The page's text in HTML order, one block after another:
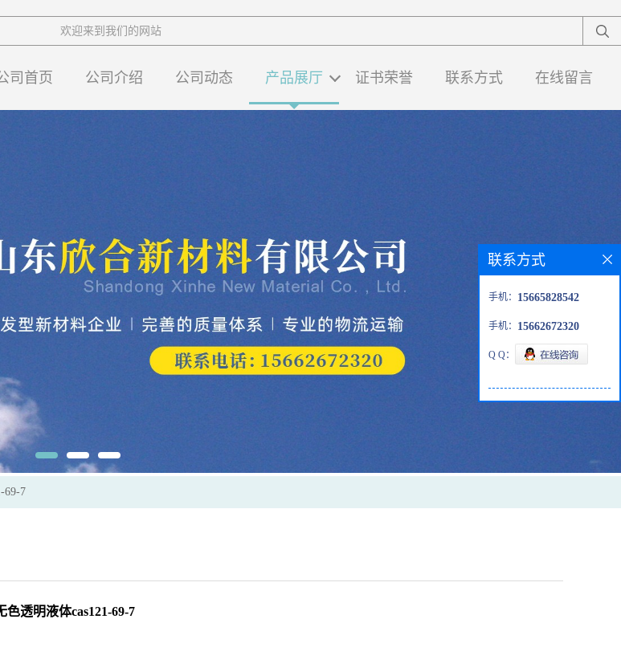
欢迎来到我们的网站
司首页 公司介绍 公司动态 产品展厅 证书荣誉 联系方式 在线留言
69-7
透明液体cas121-69-7
联系方式
手机： 15665828542
手机： 15662672320
Q Q：